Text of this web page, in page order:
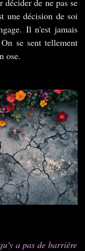
une décision de soi
Il n'est jamais
se sent tellement
ose.
a pas de barrière